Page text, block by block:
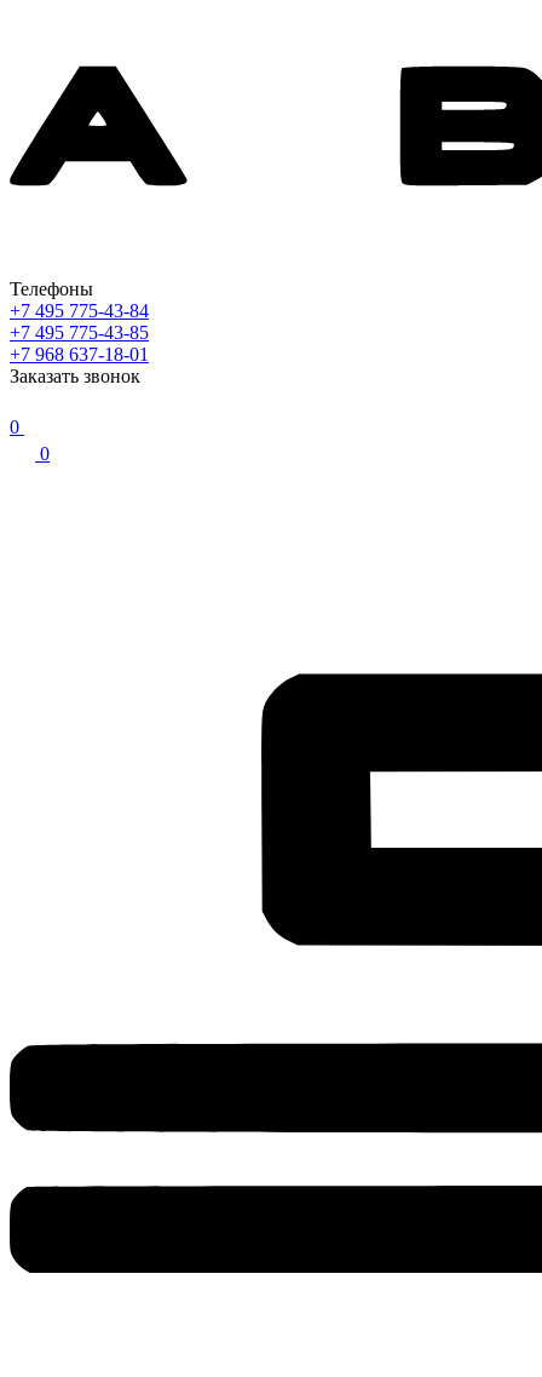
Телефоны
+7 495 775-43-84
+7 495 775-43-85
+7 968 637-18-01
Заказать звонок
0
0